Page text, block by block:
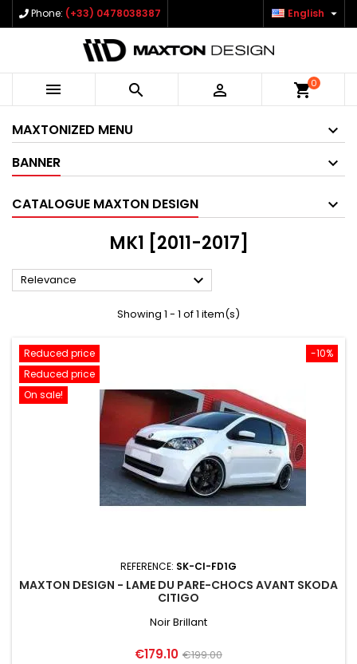
Phone: (+33) 0478038387 English 
   shopping_cart0
MAXTONIZED MENU
BANNER
CATALOGUE MAXTON DESIGN
MK1 [2011-2017]
Relevance 
Showing 1 - 1 of 1 item(s)
-10%
Reduced price
Reduced price
On sale!
REFERENCE: SK-CI-FD1G
MAXTON DESIGN - LAME DU PARE-CHOCS AVANT SKODA
CITIGO
Noir Brillant
Price
€179.10 Regular
€199.00